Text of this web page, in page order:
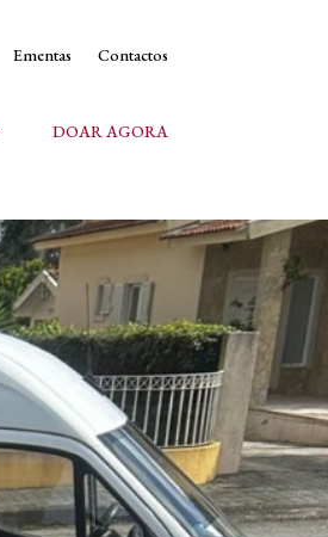
Ementas Contactos
DOAR AGORA